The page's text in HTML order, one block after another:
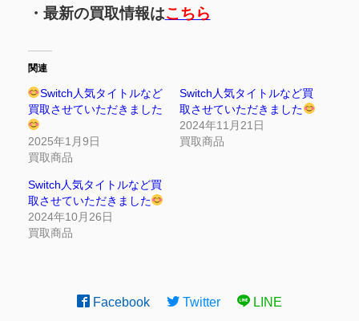
・最新の買取情報はこちら
関連
Switch人気タイトルなど
買取させていただきました
2025年1月9日
買取商品
Switch人気タイトルなど買
取させていただきました
2024年11月21日
買取商品
Switch人気タイトルなど買
取させていただきました
2024年10月26日
買取商品
Facebook Twitter LINE